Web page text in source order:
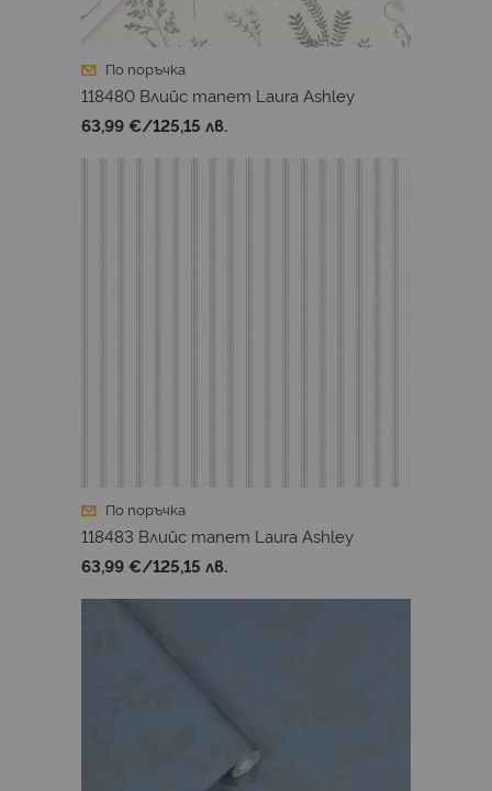
По поръчка
118480 Влийс тапет Laura Ashley
63,99 €/125,15 лв.
По поръчка
118483 Влийс тапет Laura Ashley
63,99 €/125,15 лв.